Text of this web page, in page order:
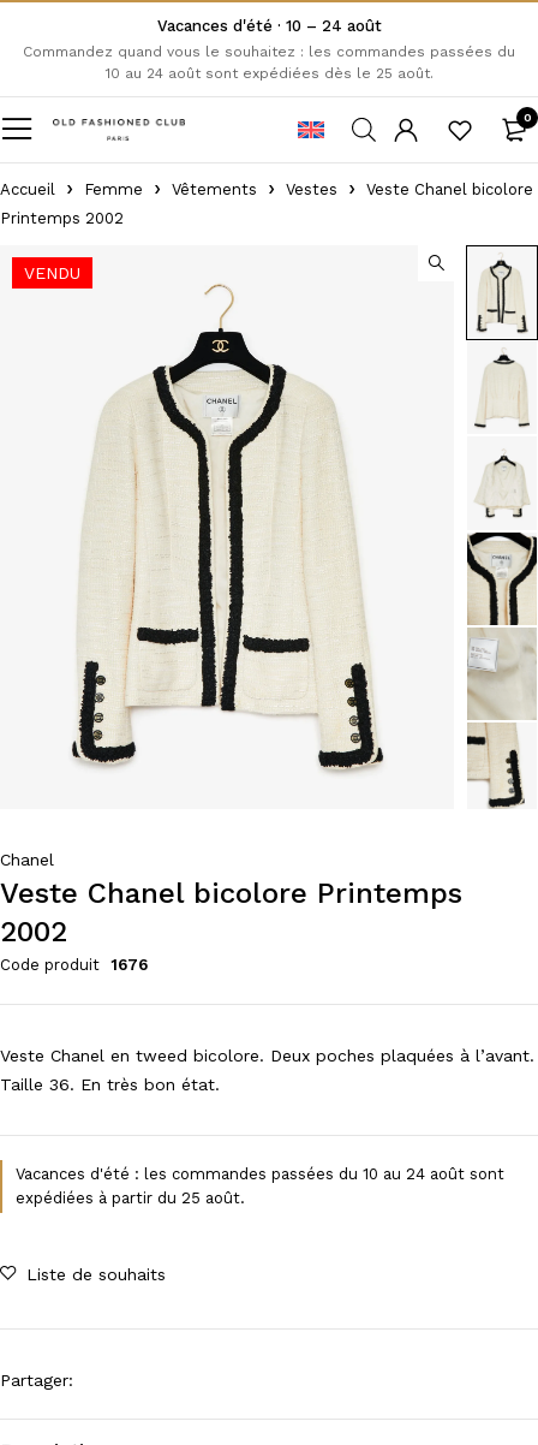
Vacances d'été · 10 – 24 août
Commandez quand vous le souhaitez : les commandes passées du
10 au 24 août sont expédiées dès le 25 août.
0
Accueil Femme Vêtements Vestes
Veste Chanel bicolore
Printemps 2002
VENDU
Chanel
Veste Chanel bicolore Printemps
2002
Code produit 1676
Veste Chanel en tweed bicolore. Deux poches plaquées à l’avant.
Taille 36. En très bon état.
Vacances d'été : les commandes passées du 10 au 24 août sont
expédiées à partir du 25 août.
Liste de souhaits
Partager: